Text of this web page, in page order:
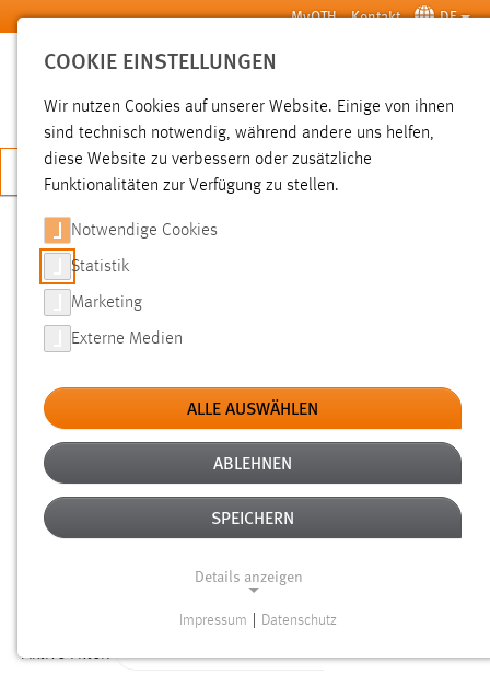
Zum Hauptinhalt springen MyOTH Kontakt DE
SUCHE
JETZT BEWERBEN
SUCHE
FILTER
Typ
Erstellungsdatum
Alter
Aktive Filter:
COOKIE EINSTELLUNGEN
Wir nutzen Cookies auf unserer Website. Einige von ihnen
sind technisch notwendig, während andere uns helfen,
diese Website zu verbessern oder zusätzliche
Funktionalitäten zur Verfügung zu stellen.
Notwendige Cookies
Statistik
Marketing
Externe Medien
ALLE AUSWÄHLEN
ABLEHNEN
SPEICHERN
Details anzeigen
Impressum Datenschutz